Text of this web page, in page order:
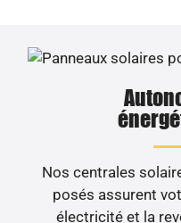
Nos centrales
posés assurent
électricité et la